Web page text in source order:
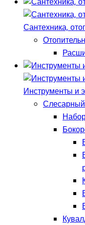
Сантехника,
Инструменты и